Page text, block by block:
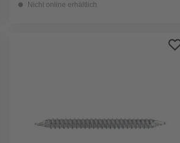
Nicht online erhältlich